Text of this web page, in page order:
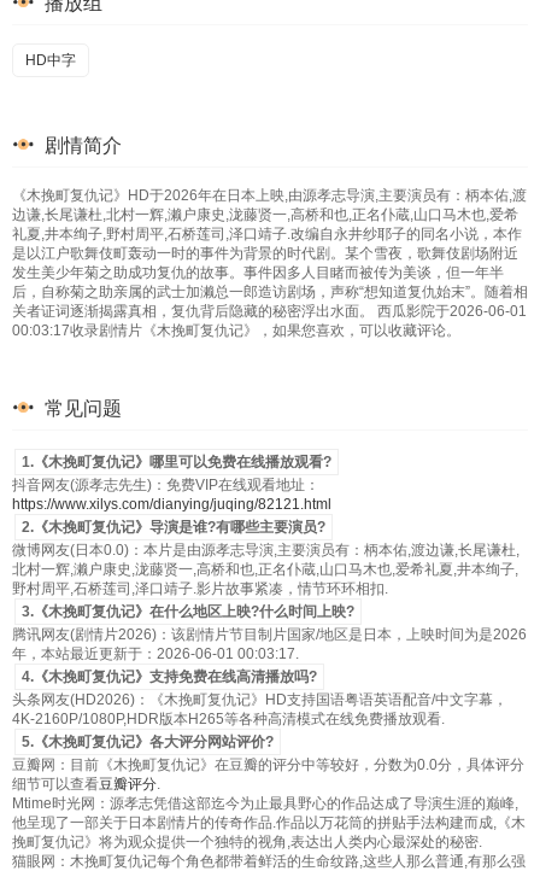
HD中字
剧情简介
《木挽町复仇记》HD于2026年在日本上映,由源孝志导演,主要演员有：柄本佑,渡
边谦,长尾谦杜,北村一辉,濑户康史,泷藤贤一,高桥和也,正名仆蔵,山口马木也,爱希
礼夏,井本绚子,野村周平,石桥莲司,泽口靖子.改编自永井纱耶子的同名小说，本作
是以江户歌舞伎町轰动一时的事件为背景的时代剧。某个雪夜，歌舞伎剧场附近
发生美少年菊之助成功复仇的故事。事件因多人目睹而被传为美谈，但一年半
后，自称菊之助亲属的武士加濑总一郎造访剧场，声称“想知道复仇始末”。随着相
关者证词逐渐揭露真相，复仇背后隐藏的秘密浮出水面。 西瓜影院于2026-06-01
00:03:17收录剧情片《木挽町复仇记》，如果您喜欢，可以收藏评论。
常见问题
1.《木挽町复仇记》哪里可以免费在线播放观看?
抖音网友(源孝志先生)：免费VIP在线观看地址：
https://www.xilys.com/dianying/juqing/82121.html
2.《木挽町复仇记》导演是谁?有哪些主要演员?
微博网友(日本0.0)：本片是由源孝志导演,主要演员有：柄本佑,渡边谦,长尾谦杜,
北村一辉,濑户康史,泷藤贤一,高桥和也,正名仆蔵,山口马木也,爱希礼夏,井本绚子,
野村周平,石桥莲司,泽口靖子.影片故事紧凑，情节环环相扣.
3.《木挽町复仇记》在什么地区上映?什么时间上映?
腾讯网友(剧情片2026)：该剧情片节目制片国家/地区是日本，上映时间为是2026
年，本站最近更新于：2026-06-01 00:03:17.
4.《木挽町复仇记》支持免费在线高清播放吗?
头条网友(HD2026)：《木挽町复仇记》HD支持国语粤语英语配音/中文字幕，
4K-2160P/1080P,HDR版本H265等各种高清模式在线免费播放观看.
5.《木挽町复仇记》各大评分网站评价?
豆瓣网：目前《木挽町复仇记》在豆瓣的评分中等较好，分数为0.0分，具体评分
细节可以查看豆瓣评分.
Mtime时光网：源孝志凭借这部迄今为止最具野心的作品达成了导演生涯的巅峰,
他呈现了一部关于日本剧情片的传奇作品.作品以万花筒的拼贴手法构建而成,《木
挽町复仇记》将为观众提供一个独特的视角,表达出人类内心最深处的秘密.
猫眼网：木挽町复仇记每个角色都带着鲜活的生命纹路,这些人那么普通,有那么强